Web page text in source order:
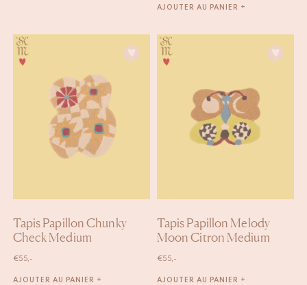
AJOUTER AU PANIER +
Tapis Papillon Chunky
Check Medium
€55,-
AJOUTER AU PANIER +
Tapis Papillon Melody
Moon Citron Medium
€55,-
AJOUTER AU PANIER +